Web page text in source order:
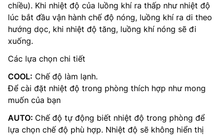
chiều). Khi nhiệt độ của luồng khí ra thấp như nhiệt độ
lúc bắt đầu vận hành chế độ nóng, luồng khí ra di theo
hướng dọc, khi nhiệt độ tăng, luồng khí nóng sẽ đi
xuống.
Các lựa chọn chi tiết
COOL: Chế độ làm lạnh.
Để cài đặt nhiệt độ trong phòng thích hợp như mong
muốn của bạn
AUTO: Chế độ tự động biết nhiệt độ trong phòng để
lựa chọn chế độ phù hợp. Nhiệt độ sẽ không hiển thị